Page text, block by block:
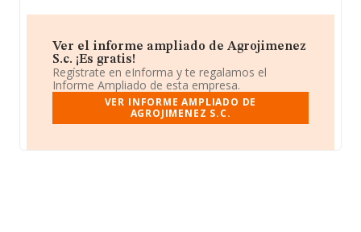
Ver el informe ampliado de Agrojimenez
S.c. ¡Es gratis!
Regístrate en eInforma y te regalamos el
Informe Ampliado de esta empresa.
VER INFORME AMPLIADO DE
AGROJIMENEZ S.C.